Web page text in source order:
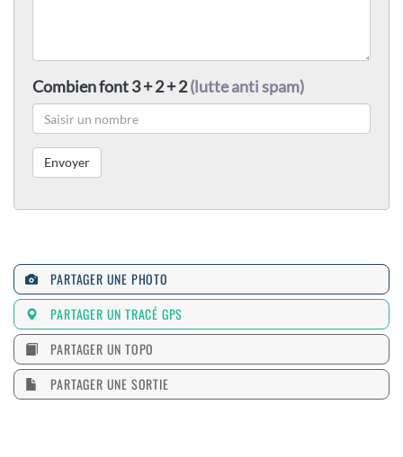
Combien font 3 + 2 + 2(lutte anti spam)
PARTAGER UNE PHOTO
PARTAGER UN TRACÉ GPS
PARTAGER UN TOPO
PARTAGER UNE SORTIE